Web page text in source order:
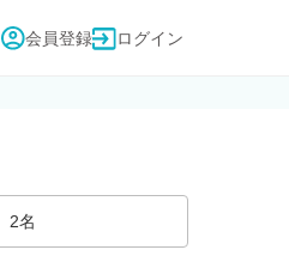
会員登録 ログイン
2名